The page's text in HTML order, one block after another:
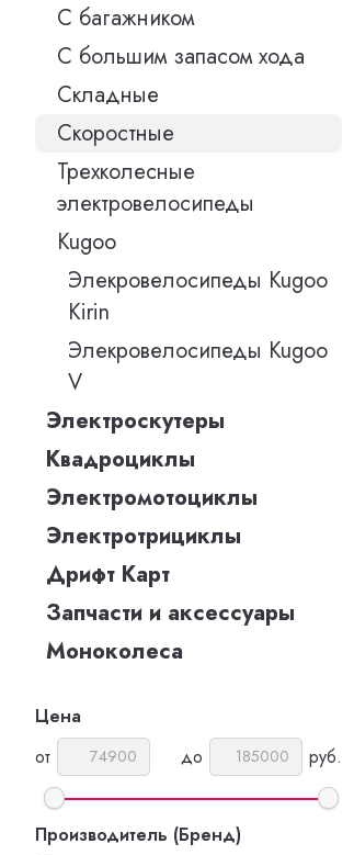
С багажником
С большим запасом хода
Складные
Скоростные
Трехколесные
электровелосипеды
Kugoo
Элекровелосипеды Kugoo
Kirin
Элекровелосипеды Kugoo
V
Электроскутеры
Квадроциклы
Электромотоциклы
Электротрициклы
Дрифт Карт
Запчасти и аксессуары
Моноколеса
Цена
от
до руб.
Производитель (Бренд)